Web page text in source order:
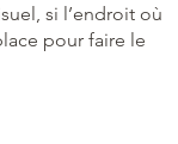
si l’endroit où
pour faire le